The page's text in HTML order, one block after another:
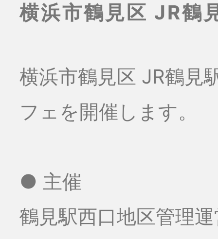
横浜市鶴見区 JR鶴
横浜市鶴見区 JR鶴見
フェを開催します。
● 主催
鶴見駅西口地区管理